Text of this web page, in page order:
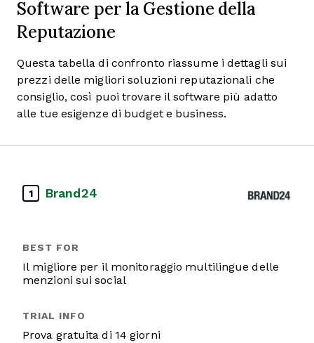
Software per la Gestione della
Reputazione
Questa tabella di confronto riassume i dettagli sui
prezzi delle migliori soluzioni reputazionali che
consiglio, così puoi trovare il software più adatto
alle tue esigenze di budget e business.
1 Brand24
Il migliore per il monitoraggio multilingue delle
menzioni sui social
Prova gratuita di 14 giorni